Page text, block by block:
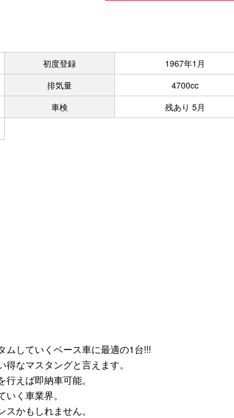
初度登録
1967年1月
排気量
4700cc
車検
残あり 5月
ムしていくベース車に最適の1台!!!
なマスタングと言えます。
えば即納車可能。
く車業界。
かもしれません。